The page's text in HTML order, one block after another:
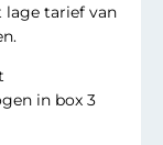
tarief van
in box 3